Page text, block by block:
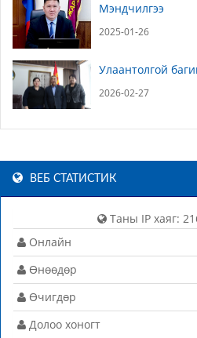
Мэндчилгээ
2025-01-26
Улаантолгой
2026-02-27
ВЕБ СТАТИСТИК
Таны IP хаяг:
Онлайн
Өнөөдөр
Өчигдөр
Долоо хоногт